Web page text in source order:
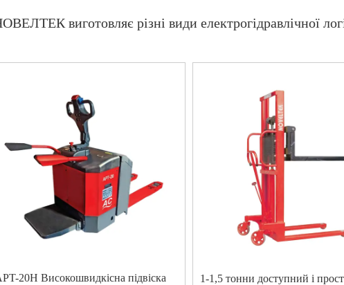
виготовляє різні види електрогідравлічної
20H Високошвидкісна підвіска
1-1,5 тонни доступний і